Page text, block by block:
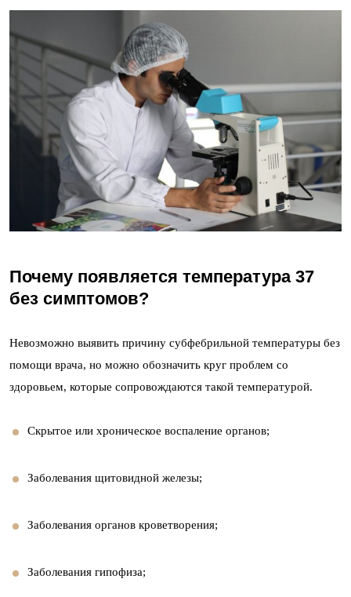
Почему появляется температура 37
без симптомов?
Невозможно выявить причину субфебрильной температуры без
помощи врача, но можно обозначить круг проблем со
здоровьем, которые сопровождаются такой температурой.
Скрытое или хроническое воспаление органов;
Заболевания щитовидной железы;
Заболевания органов кроветворения;
Заболевания гипофиза;